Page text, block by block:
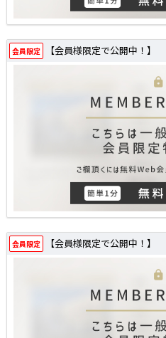
会員限定 【会員様限定で公開中！】
会員限定 【会員様限定で公開中！】